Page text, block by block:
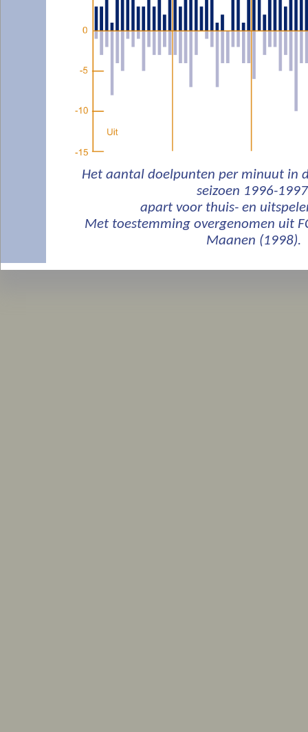
Het aantal doelpunten per minuut in
seizoen 1996-
apart voor thuis- en
Met toestemming overgenomen uit
Maanen (1998).